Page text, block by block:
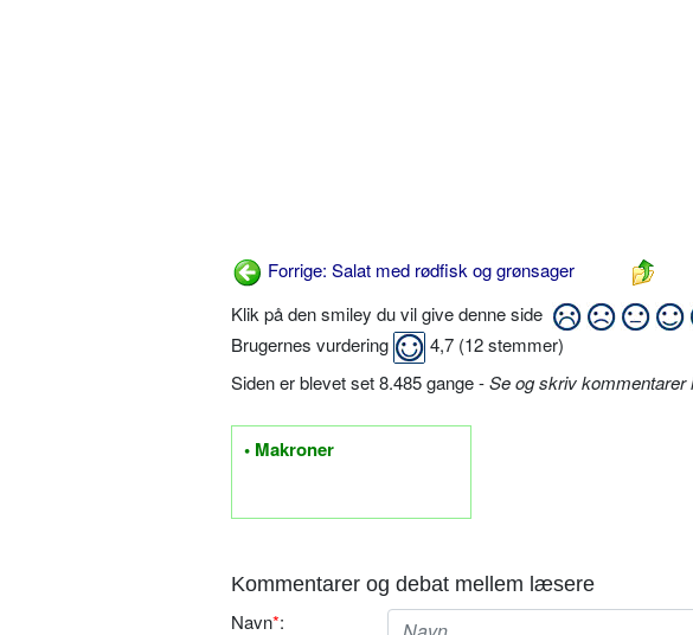
Forrige: Salat med rødfisk og grønsager
Klik på den smiley du vil give denne side
Brugernes vurdering
4,7 (12stemmer)
Siden er blevet set 8.485 gange -Se og skriv kommentarer
• Makroner
Kommentarer og debat mellem læsere
Navn*: